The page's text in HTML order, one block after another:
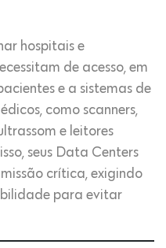
hospitais e
de acesso, em
e a sistemas de
como scanners,
e leitores
seus Data Centers
crítica, exigindo
para evitar